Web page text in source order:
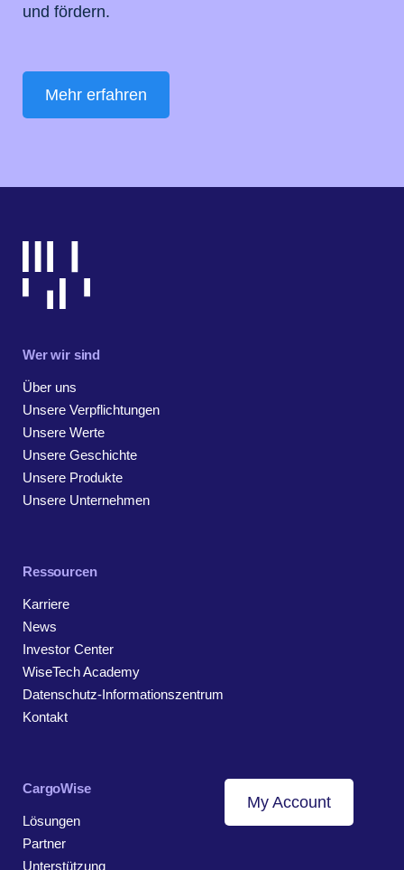
und fördern.
Mehr erfahren
Wer wir sind
Über uns
Unsere Verpflichtungen
Unsere Werte
Unsere Geschichte
Unsere Produkte
Unsere Unternehmen
Ressourcen
Karriere
News
Investor Center
WiseTech Academy
Datenschutz-Informationszentrum
Kontakt
CargoWise
Lösungen
Partner
Unterstützung
My Account